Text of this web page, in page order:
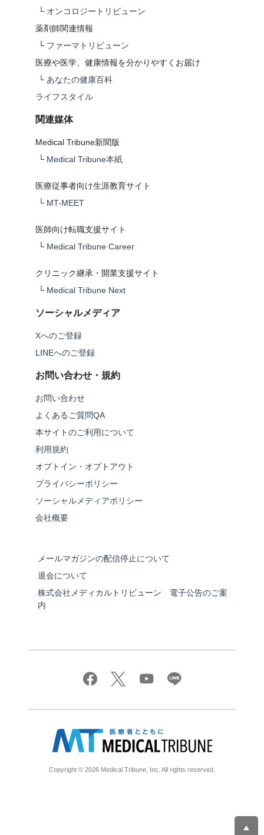
└ オンコロジートリビューン
薬剤師関連情報
└ ファーマトリビューン
医療や医学、健康情報を分かりやすくお届け
└ あなたの健康百科
ライフスタイル
関連媒体
Medical Tribune新聞版
└ Medical Tribune本紙
医療従事者向け生涯教育サイト
└ MT-MEET
医師向け転職支援サイト
└ Medical Tribune Career
クリニック継承・開業支援サイト
└ Medical Tribune Next
ソーシャルメディア
Xへのご登録
LINEへのご登録
お問い合わせ・規約
お問い合わせ
よくあるご質問QA
本サイトのご利用について
利用規約
オプトイン・オプトアウト
プライバシーポリシー
ソーシャルメディアポリシー
会社概要
メールマガジンの配信停止について
退会について
株式会社メディカルトリビューン 電子公告のご案
内
Copyright © 2026 Medical Tribune, Inc. All rights reserved.